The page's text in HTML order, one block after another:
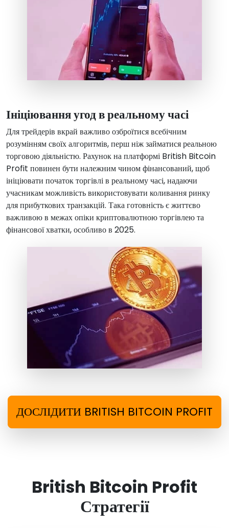
Ініціювання угод в реальному часі
Для трейдерів вкрай важливо озброїтися всебічним
розумінням своїх алгоритмів, перш ніж займатися реальною
торговою діяльністю. Рахунок на платформі British Bitcoin
Profit повинен бути належним чином фінансований, щоб
ініціювати початок торгівлі в реальному часі, надаючи
учасникам можливість використовувати коливання ринку
для прибуткових транзакцій. Така готовність є життєво
важливою в межах опіки криптовалютною торгівлею та
фінансової хватки, особливо в 2025.
ДОСЛІДИТИ BRITISH BITCOIN PROFIT
British Bitcoin Profit
Стратегії